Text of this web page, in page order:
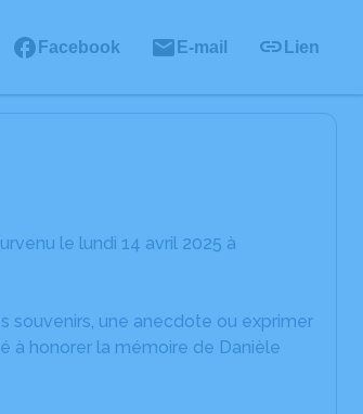
Facebook E-mail Lien
le lundi 14 avril 2025 à
souvenirs, une anecdote ou exprimer
à honorer la mémoire de Danièle